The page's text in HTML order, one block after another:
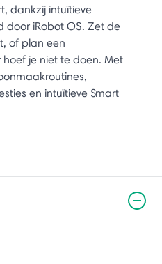
dankzij intuïtieve
iRobot OS. Zet de
of plan een
je niet te doen. Met
en intuïtieve Smart